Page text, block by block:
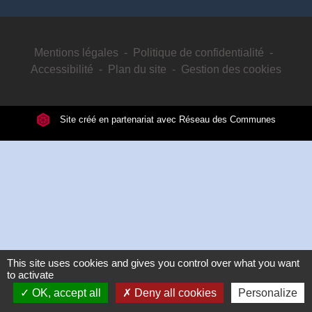
Mentions légales - Politique de confidentialité -
Accessibilité - Plan du site - Gestion des cookies
Site créé en partenariat avec Réseau des Communes
This site uses cookies and gives you control over what you want
to activate
OK, accept all
Deny all cookies Personalize